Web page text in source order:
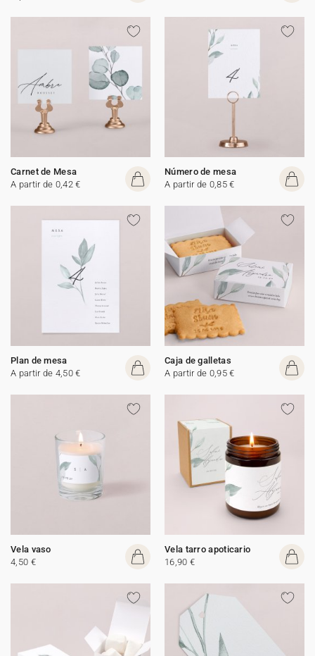
Carnet de Mesa
A partir de 0,42 €
Número de mesa
A partir de 0,85 €
Plan de mesa
A partir de 4,50 €
Caja de galletas
A partir de 0,95 €
Vela vaso
4,50 €
Vela tarro apoticario
16,90 €